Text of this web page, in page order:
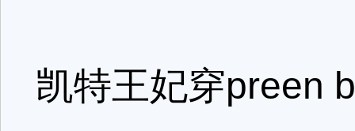
凯特王妃穿preen